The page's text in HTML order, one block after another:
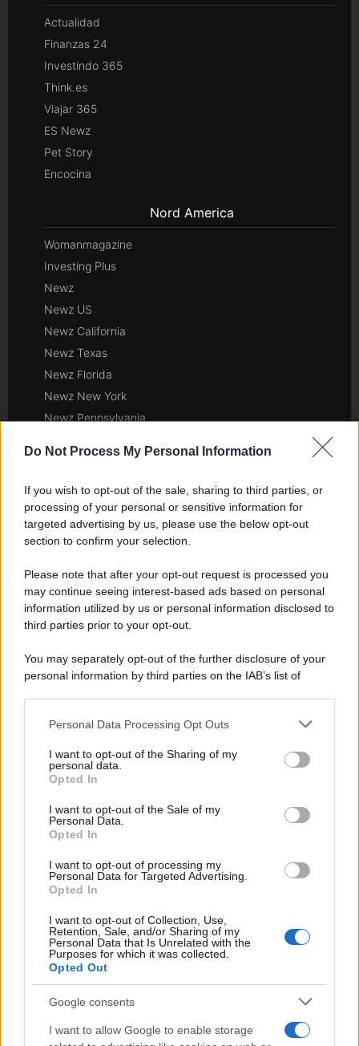
Do Not Process My Personal Information
If you wish to opt-out of the sale, sharing to third parties, or
processing of your personal or sensitive information for
targeted advertising by us, please use the below opt-out
section to confirm your selection.
Please note that after your opt-out request is processed you
may continue seeing interest-based ads based on personal
information utilized by us or personal information disclosed to
third parties prior to your opt-out.
You may separately opt-out of the further disclosure of your
personal information by third parties on the IAB’s list of
This information may also be disclosed by us to third parties
disclose it to other third parties.
Please note that this website/app uses one or more Google
services and may gather and store information including but
not limited to your visit or usage behaviour. You may click to
grant or deny consent to Google and its third-party tags to
consent section.
Personal Data Processing Opt Outs
I want to opt-out of the Sharing of my
personal data.
Opted In
I want to opt-out of the Sale of my
Personal Data.
Opted In
I want to opt-out of processing my
Personal Data for Targeted Advertising.
Opted In
I want to opt-out of Collection, Use,
Retention, Sale, and/or Sharing of my
Personal Data that Is Unrelated with the
Purposes for which it was collected.
Opted Out
Google consents
I want to allow Google to enable storage
Actualidad
Finanzas 24
Investindo 365
Think.es
Viajar 365
ES Newz
Pet Story
Encocina
Nord America
Womanmagazine
Investing Plus
Newz
Newz US
Newz California
Newz Texas
Newz Florida
Newz New York
Newz Pennsylvania
Hig Tech Mag
Scoop Mag
Lgbtqia News
Motors Magazine 365
Day Travel 365
Home Magazine 365
Cineverse Magazine
SecondHomeMagazine
Francia
InvestirMag
Germania
Investieren24
UK
Lgbtq News
Investeren 24